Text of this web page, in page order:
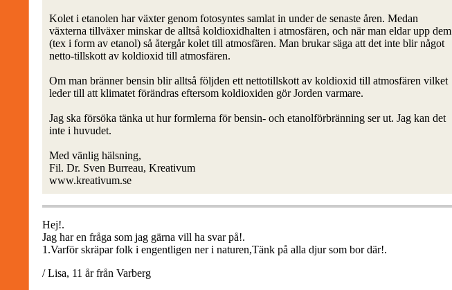
Kolet i etanolen har växter genom fotosyntes samlat in under de senaste åren. Medan
växterna tillväxer minskar de alltså koldioxidhalten i atmosfären, och när man eldar upp dem
(tex i form av etanol) så återgår kolet till atmosfären. Man brukar säga att det inte blir något
netto-tillskott av koldioxid till atmosfären.
Om man bränner bensin blir alltså följden ett nettotillskott av koldioxid till atmosfären vilket
leder till att klimatet förändras eftersom koldioxiden gör Jorden varmare.
Jag ska försöka tänka ut hur formlerna för bensin- och etanolförbränning ser ut. Jag kan det
inte i huvudet.
Med vänlig hälsning,
Fil. Dr. Sven Burreau, Kreativum
www.kreativum.se
Hej!.
Jag har en fråga som jag gärna vill ha svar på!.
1.Varför skräpar folk i engentligen ner i naturen,Tänk på alla djur som bor där!.
/ Lisa, 11 år från Varberg